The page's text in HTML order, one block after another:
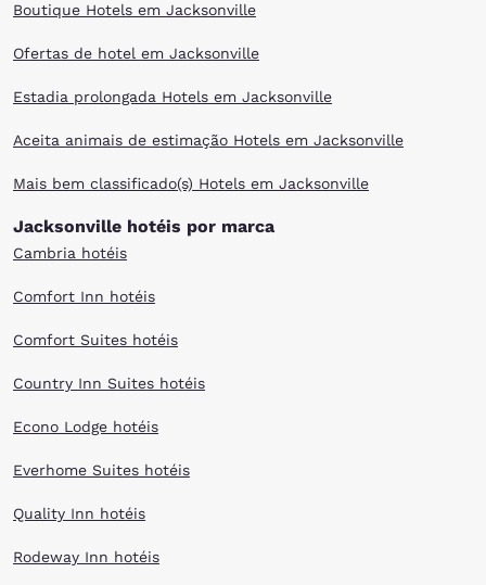
Jacksonville hotels to find the right one for your visit.
Boutique Hotels em Jacksonville
Ofertas de hotel em Jacksonville
Estadia prolongada Hotels em Jacksonville
Aceita animais de estimação Hotels em Jacksonville
Mais bem classificado(s) Hotels em Jacksonville
Jacksonville hotéis por marca
Cambria hotéis
Comfort Inn hotéis
Comfort Suites hotéis
Country Inn Suites hotéis
Econo Lodge hotéis
Everhome Suites hotéis
Quality Inn hotéis
Rodeway Inn hotéis